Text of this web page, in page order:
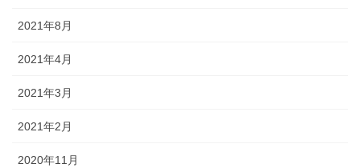
2021年8月
2021年4月
2021年3月
2021年2月
2020年11月